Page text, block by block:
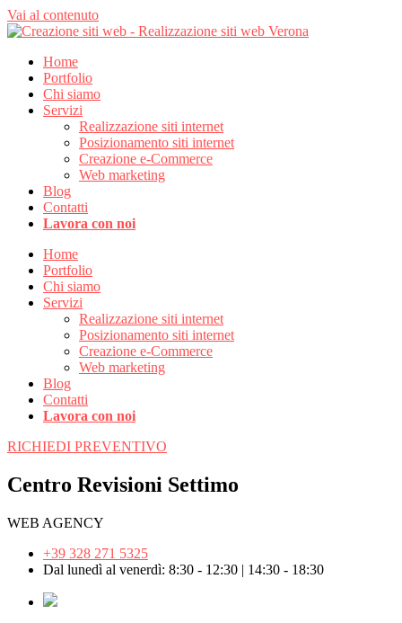
Vai al contenuto
Home
Portfolio
Chi siamo
Servizi
Realizzazione siti internet
Posizionamento siti internet
Creazione e-Commerce
Web marketing
Blog
Contatti
Lavora con noi
Home
Portfolio
Chi siamo
Servizi
Realizzazione siti internet
Posizionamento siti internet
Creazione e-Commerce
Web marketing
Blog
Contatti
Lavora con noi
RICHIEDI PREVENTIVO
Centro Revisioni Settimo
WEB AGENCY
+39 328 271 5325
Dal lunedì al venerdì: 8:30 - 12:30 | 14:30 - 18:30